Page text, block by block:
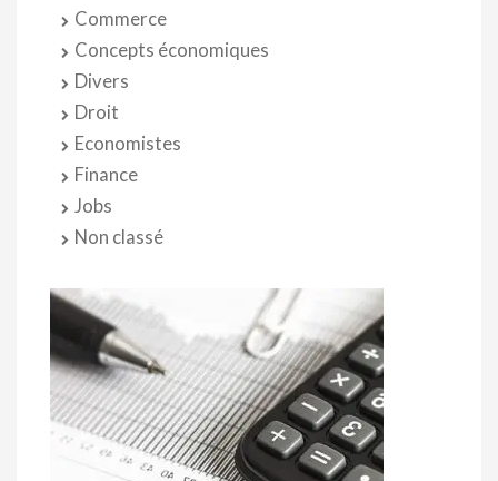
Commerce
Concepts économiques
Divers
Droit
Economistes
Finance
Jobs
Non classé